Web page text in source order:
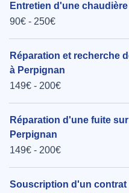
Entretien d'une
90€ - 250€
Réparation et recherche
à Perpignan
149€ - 200€
Réparation d'une fuite
Perpignan
149€ - 200€
Souscription d'un contrat